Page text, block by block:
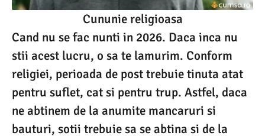
Cununie religioasa
Cand nu se fac nunti in 2026. Daca inca nu
stii acest lucru, o sa te lamurim. Conform
religiei, perioada de post trebuie tinuta atat
pentru suflet, cat si pentru trup. Astfel, daca
ne abtinem de la anumite mancaruri si
bauturi, sotii trebuie sa se abtina si de la